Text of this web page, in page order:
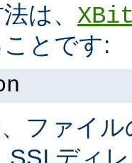
は、
とです:
ファイ